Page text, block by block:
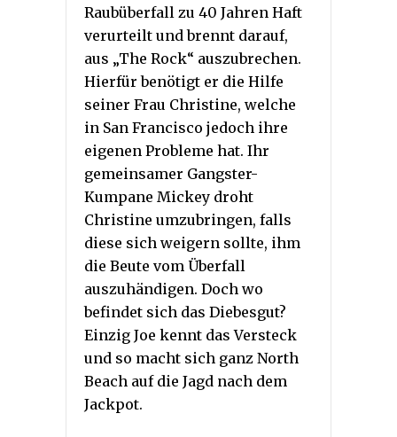
Raubüberfall zu 40 Jahren Haft
verurteilt und brennt darauf,
aus „The Rock“ auszubrechen.
Hierfür benötigt er die Hilfe
seiner Frau Christine, welche
in San Francisco jedoch ihre
eigenen Probleme hat. Ihr
gemeinsamer Gangster-
Kumpane Mickey droht
Christine umzubringen, falls
diese sich weigern sollte, ihm
die Beute vom Überfall
auszuhändigen. Doch wo
befindet sich das Diebesgut?
Einzig Joe kennt das Versteck
und so macht sich ganz North
Beach auf die Jagd nach dem
Jackpot.